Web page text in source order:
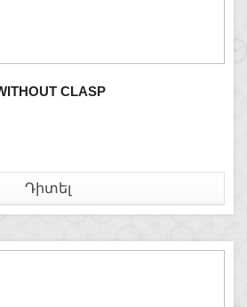
CLASP
Դիտել